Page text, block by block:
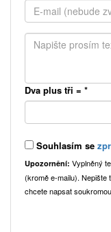
Dva plus tři = *
Souhlasím se
Upozornění: Vyplněný
(kromě e-mailu). Nepište
chcete napsat